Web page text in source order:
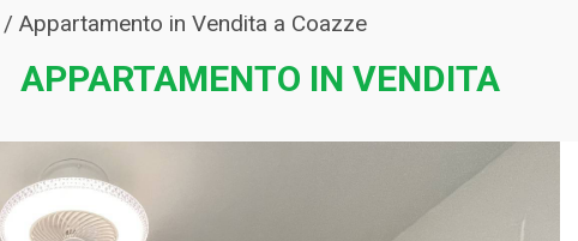
/Appartamento in Vendita a Coazze
APPARTAMENTO IN VENDITA